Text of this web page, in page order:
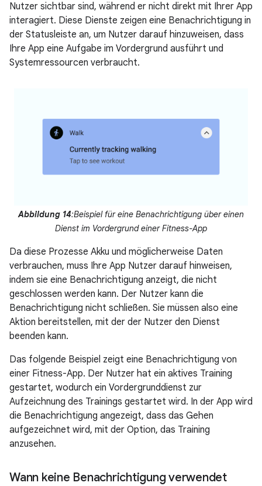
Nutzer sichtbar sind, während er nicht direkt mit Ihrer App
interagiert. Diese Dienste zeigen eine Benachrichtigung in
der Statusleiste an, um Nutzer darauf hinzuweisen, dass
Ihre App eine Aufgabe im Vordergrund ausführt und
Systemressourcen verbraucht.
Abbildung 14:Beispiel für eine Benachrichtigung über einen
Dienst im Vordergrund einer Fitness-App
Da diese Prozesse Akku und möglicherweise Daten
verbrauchen, muss Ihre App Nutzer darauf hinweisen,
indem sie eine Benachrichtigung anzeigt, die nicht
geschlossen werden kann. Der Nutzer kann die
Benachrichtigung nicht schließen. Sie müssen also eine
Aktion bereitstellen, mit der der Nutzer den Dienst
beenden kann.
Das folgende Beispiel zeigt eine Benachrichtigung von
einer Fitness-App. Der Nutzer hat ein aktives Training
gestartet, wodurch ein Vordergrunddienst zur
Aufzeichnung des Trainings gestartet wird. In der App wird
die Benachrichtigung angezeigt, dass das Gehen
aufgezeichnet wird, mit der Option, das Training
anzusehen.
Wann keine Benachrichtigung verwendet